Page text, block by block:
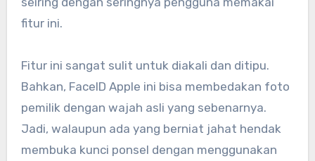
fitur ini.
Fitur ini sangat sulit untuk diakali dan ditipu.
Bahkan, FaceID Apple ini bisa membedakan foto
pemilik dengan wajah asli yang sebenarnya.
Jadi, walaupun ada yang berniat jahat hendak
membuka kunci ponsel dengan menggunakan